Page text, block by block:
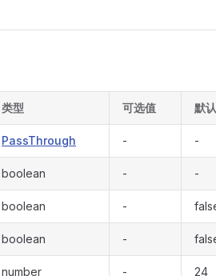
类型 可选值 默
PassThrough - -
boolean - -
boolean -
boolean -
number - 24